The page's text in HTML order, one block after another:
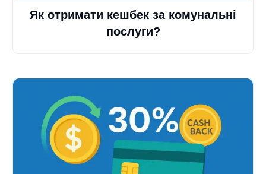
Як отримати кешбек за комунальні
послуги?